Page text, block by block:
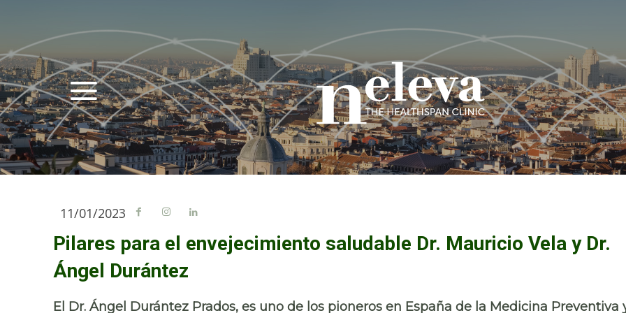
11/01/2023
Pilares para el envejecimiento saludable Dr. Mauricio Vela y Dr.
Ángel Durántez
El Dr. Ángel Durántez Prados, es uno de los pioneros en España de la Medicina Preventiva